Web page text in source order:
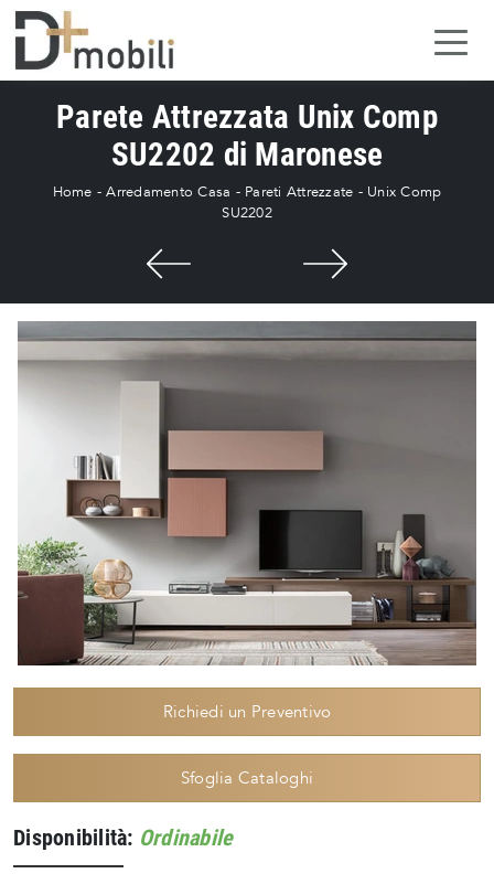
Parete Attrezzata Unix Comp
SU2202 di Maronese
Home -Arredamento Casa - Pareti Attrezzate - Unix Comp
SU2202
Richiedi un Preventivo
Sfoglia Cataloghi
Disponibilità: Ordinabile